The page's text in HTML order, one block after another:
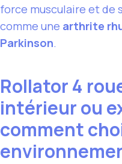
force musculaire et de
comme une arthrite
Parkinson.
Rollator 4
intérieur ou
comment